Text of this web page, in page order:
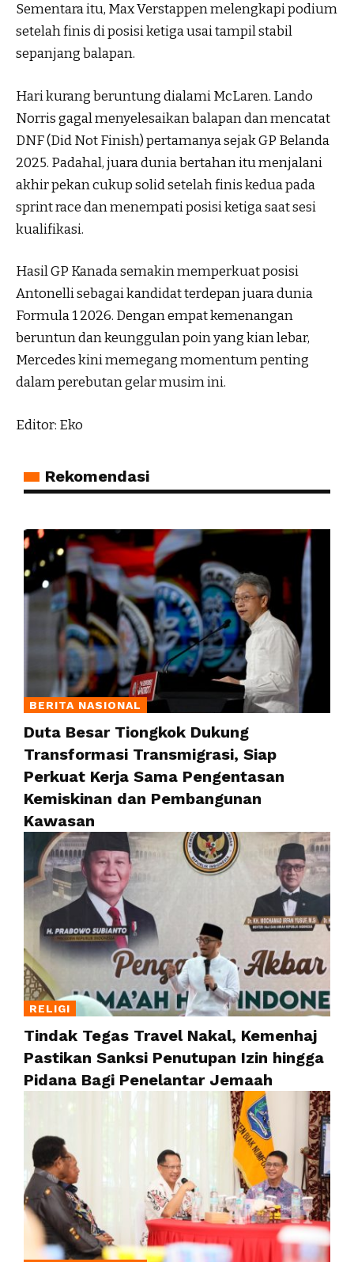
Sementara itu, Max Verstappen melengkapi podium
setelah finis di posisi ketiga usai tampil stabil
sepanjang balapan.
Hari kurang beruntung dialami McLaren. Lando
Norris gagal menyelesaikan balapan dan mencatat
DNF (Did Not Finish) pertamanya sejak GP Belanda
2025. Padahal, juara dunia bertahan itu menjalani
akhir pekan cukup solid setelah finis kedua pada
sprint race dan menempati posisi ketiga saat sesi
kualifikasi.
Hasil GP Kanada semakin memperkuat posisi
Antonelli sebagai kandidat terdepan juara dunia
Formula 1 2026. Dengan empat kemenangan
beruntun dan keunggulan poin yang kian lebar,
Mercedes kini memegang momentum penting
dalam perebutan gelar musim ini.
Editor: Eko
Rekomendasi
BERITA NASIONAL
Duta Besar Tiongkok Dukung
Transformasi Transmigrasi, Siap
Perkuat Kerja Sama Pengentasan
Kemiskinan dan Pembangunan
Kawasan
RELIGI
Tindak Tegas Travel Nakal, Kemenhaj
Pastikan Sanksi Penutupan Izin hingga
Pidana Bagi Penelantar Jemaah